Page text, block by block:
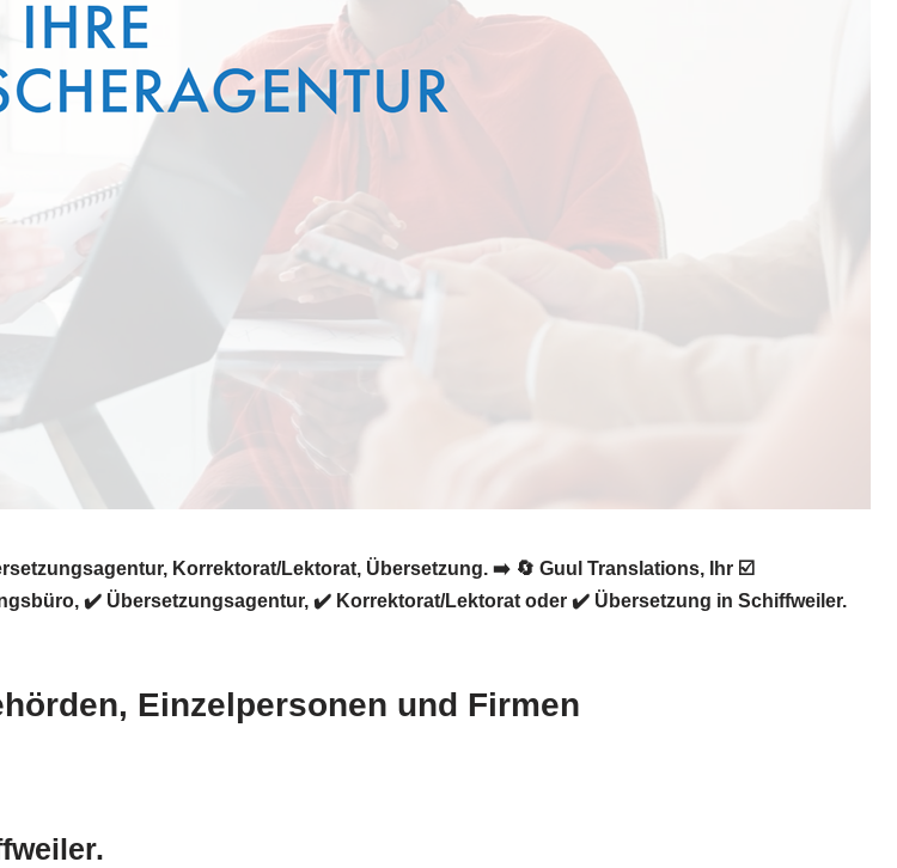
Korrektorat/Lektorat, Übersetzung. ➡️ 🔄 Guul Translations, Ihr ☑️
✔️ Übersetzungsagentur, ✔️ Korrektorat/Lektorat oder ✔️ Übersetzung in Schiffweiler.
Einzelpersonen und Firmen